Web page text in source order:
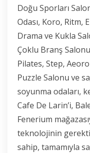
Doğu Sporları
Odası, Koro, Ritm,
Drama ve Kukla
Çoklu Branş
Pilates, Step,
Puzzle Salonu ve
soyunma odaları,
Cafe De Larin’i,
Fenerium
teknolojinin
sahip, tamamıyla